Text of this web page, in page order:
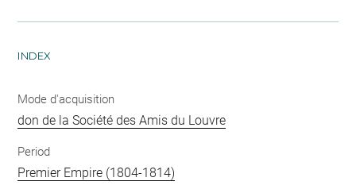
INDEX
Mode d'acquisition
don de la Société des Amis du Louvre
Period
Premier Empire (1804-1814)